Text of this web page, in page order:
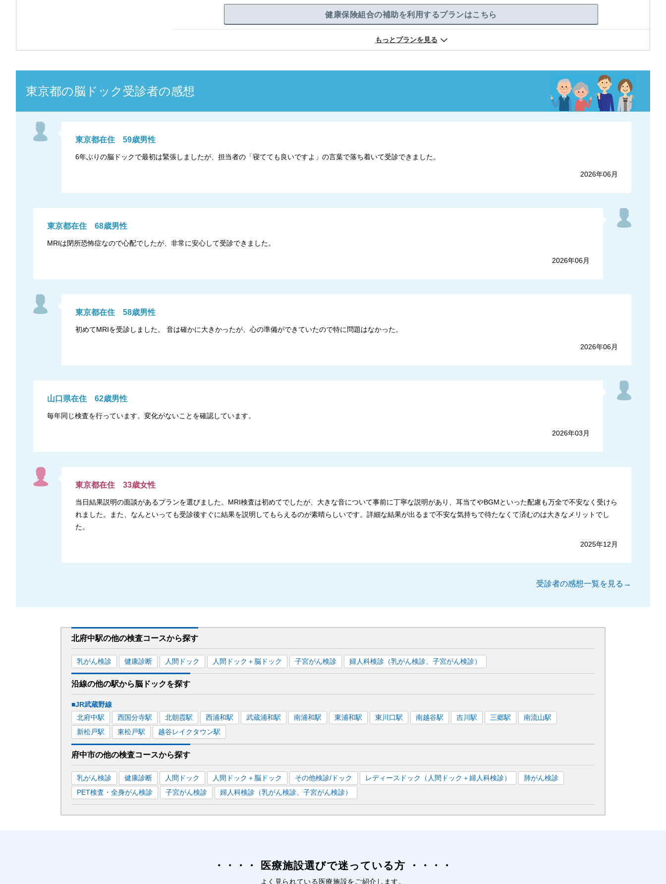
健康保険組合の補助を利用するプランはこちら
もっとプランを見る
東京都の脳ドック 受診者の感想
東京都在住 59歳男性
6年ぶりの脳ドックで最初は緊張しましたが、担当者の「寝てても良いですよ」の言葉で落ち着いて受診できました。
2026年06月
東京都在住 68歳男性
MRIは閉所恐怖症なので心配でしたが、非常に安心して受診できました。
2026年06月
東京都在住 58歳男性
初めてMRIを受診しました。 音は確かに大きかったが、心の準備ができていたので特に問題はなかった。
2026年06月
山口県在住 62歳男性
毎年同じ検査を行っています。変化がないことを確認しています。
2026年03月
東京都在住 33歳女性
当日結果説明の面談があるプランを選びました。MRI検査は初めてでしたが、大きな音について事前に丁寧な説明があり、耳当てやBGMといった配慮も万全で不安なく受けら
れました。また、なんといっても受診後すぐに結果を説明してもらえるのが素晴らしいです。詳細な結果が出るまで不安な気持ちで待たなくて済むのは大きなメリットでし
た。
2025年12月
受診者の感想一覧を見る→
北府中駅の他の検査コースから探す
乳がん検診 健康診断 人間ドック 人間ドック＋脳ドック 子宮がん検診 婦人科検診（乳がん検診、子宮がん検診）
沿線の他の駅から脳ドックを探す
■JR武蔵野線
北府中駅 西国分寺駅 北朝霞駅 西浦和駅 武蔵浦和駅 南浦和駅 東浦和駅 東川口駅 南越谷駅 吉川 駅 三郷駅 南流山駅
新松戸駅 東松戸駅 越谷レイクタウン駅
府中市の他の検査コースから探す
乳がん検診 健康診断 人間ドック 人間ドック＋脳ドック その他検診/ドック レディースドック（人間ドック＋婦人科検診）
肺がん検診
PET検査・全身がん検診
子宮がん検診 婦人科検診（乳がん検診、子宮がん検診）
医療施設選びで迷っている方
よく見られている医療施設をご紹介します。